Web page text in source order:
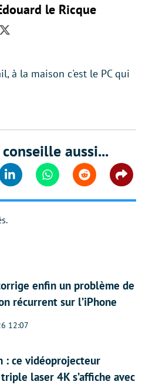
le Ricque
Twitter
à la maison c'est le PC qui
aussi...
Linkedin WhatsappReddit
enfin un problème de
récurrent sur l’iPhone
12:07
: ce vidéoprojecteur
laser 4K s’affiche avec